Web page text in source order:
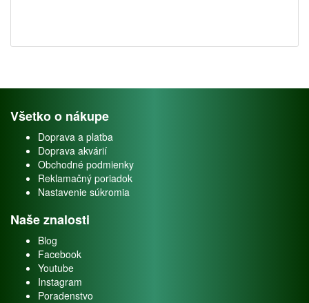
Všetko o nákupe
Doprava a platba
Doprava akvárií
Obchodné podmienky
Reklamačný poriadok
Nastavenie súkromia
Naše znalosti
Blog
Facebook
Youtube
Instagram
Poradenstvo